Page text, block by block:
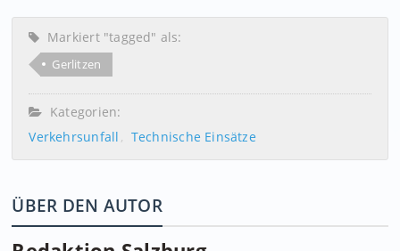
Markiert "tagged" als:
Gerlitzen
Kategorien:
Verkehrsunfall
Technische Einsätze
ÜBER DEN AUTOR